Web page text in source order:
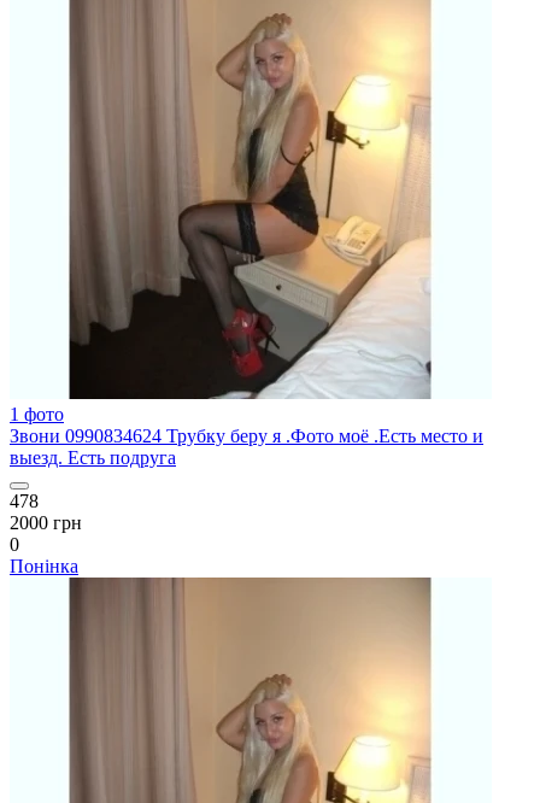
1 фото
Звони 0990834624 Трубку беру я .Фото моё .Есть место и
выезд. Есть подруга
478
2000 грн
0
Понінка